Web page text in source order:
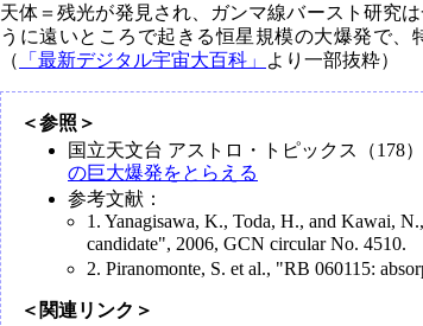
天体＝残光が発見され、ガンマ線バースト研究
うに遠いところで起きる恒星規模の大爆発で、
（
「最新デジタル宇宙大百科」 より一部抜粋）
＜参照＞
国立天文台 アストロ・トピックス（178）
の巨大爆発をとらえる
参考文献：
1. Yanagisawa, K., Toda, H., and Kawai,
candidate", 2006, GCN circular No. 4510.
2. Piranomonte, S. et al., "RB 060115:
＜関連リンク＞